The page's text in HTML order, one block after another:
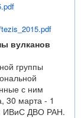
вулканов
группы
с ним
30 марта - 1
ИВиС ДВО РАН.